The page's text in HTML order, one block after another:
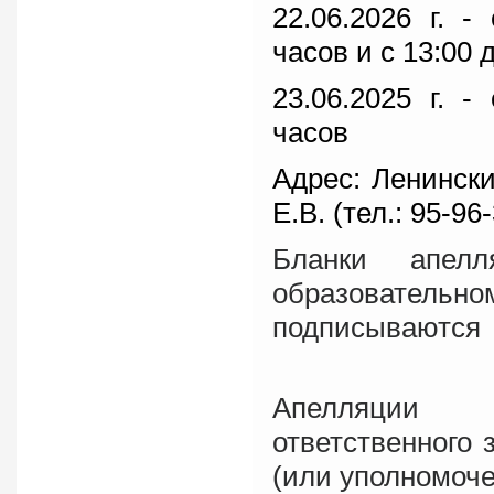
22.06.2026 г.
часов и с 13:00
23.06.2025 г.
часов
Адрес:
Е.В. (тел.: 95-
Бланки
(или